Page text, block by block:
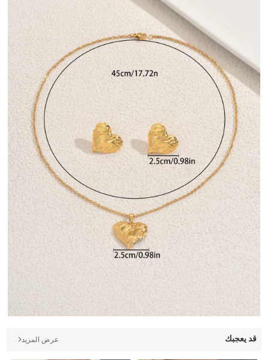
قد يعجبك عرض المزيد